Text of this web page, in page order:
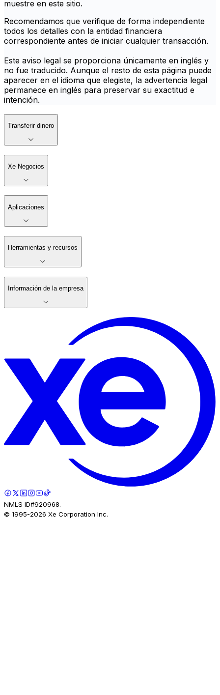
muestre en este sitio.
Recomendamos que verifique de forma independiente
todos los detalles con la entidad financiera
correspondiente antes de iniciar cualquier transacción.
Este aviso legal se proporciona únicamente en inglés y
no fue traducido. Aunque el resto de esta página puede
aparecer en el idioma que elegiste, la advertencia legal
permanece en inglés para preservar su exactitud e
intención.
Transferir dinero
Xe Negocios
Aplicaciones
Herramientas y recursos
Información de la empresa
NMLS ID#920968.
© 1995-2026 Xe Corporation Inc.